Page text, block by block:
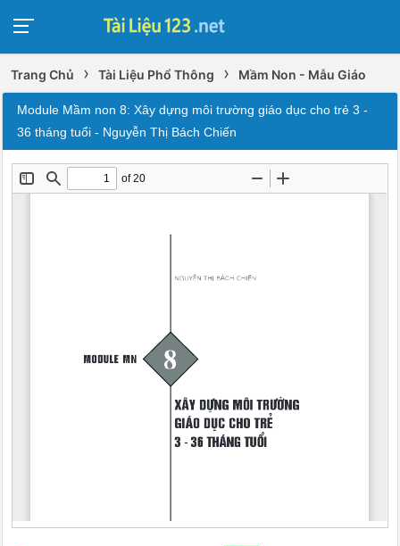
Trang Chủ › Tài Liệu Phổ Thông › Mầm Non - Mẫu Giáo
Module Mầm non 8: Xây dựng môi trường giáo dục cho trẻ 3 -
36 tháng tuổi - Nguyễn Thị Bách Chiến